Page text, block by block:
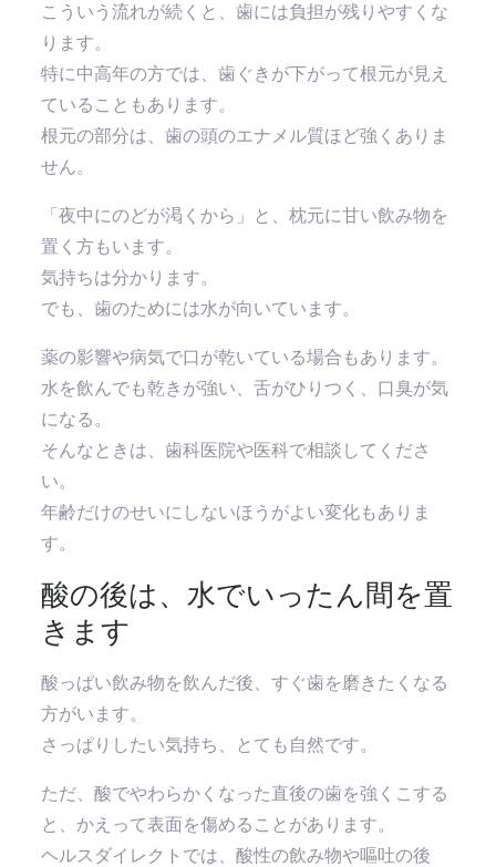
こういう流れが続くと、歯には負担が残りやすくな
ります。
特に中高年の方では、歯ぐきが下がって根元が見え
ていることもあります。
根元の部分は、歯の頭のエナメル質ほど強くありま
せん。
「夜中にのどが渇くから」と、枕元に甘い飲み物を
置く方もいます。
気持ちは分かります。
でも、歯のためには水が向いています。
薬の影響や病気で口が乾いている場合もあります。
水を飲んでも乾きが強い、舌がひりつく、口臭が気
になる。
そんなときは、歯科医院や医科で相談してくださ
い。
年齢だけのせいにしないほうがよい変化もありま
す。
酸の後は、水でいったん間を置
きます
酸っぱい飲み物を飲んだ後、すぐ歯を磨きたくなる
方がいます。
さっぱりしたい気持ち、とても自然です。
ただ、酸でやわらかくなった直後の歯を強くこする
と、かえって表面を傷めることがあります。
ヘルスダイレクトでは、酸性の飲み物や嘔吐の後